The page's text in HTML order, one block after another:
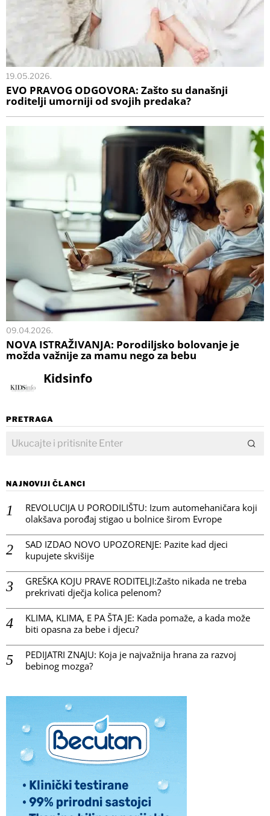
19.05.2026.
EVO PRAVOG ODGOVORA: Zašto su današnji
roditelji umorniji od svojih predaka?
09.04.2026.
NOVA ISTRAŽIVANJA: Porodiljsko bolovanje je
možda važnije za mamu nego za bebu
Kidsinfo
PRETRAGA
NAJNOVIJI ČLANCI
REVOLUCIJA U PORODILIŠTU: Izum automehaničara koji
olakšava porođaj stigao u bolnice širom Evrope
SAD IZDAO NOVO UPOZORENJE: Pazite kad djeci
kupujete skvišije
GREŠKA KOJU PRAVE RODITELJI:Zašto nikada ne treba
prekrivati dječja kolica pelenom?
KLIMA, KLIMA, E PA ŠTA JE: Kada pomaže, a kada može
biti opasna za bebe i djecu?
PEDIJATRI ZNAJU: Koja je najvažnija hrana za razvoj
bebinog mozga?